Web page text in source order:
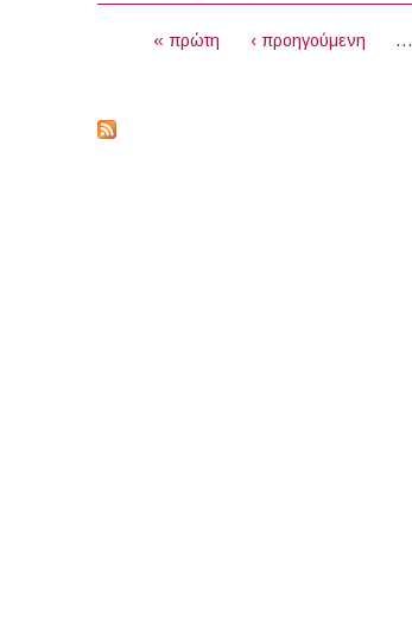
« πρώτη ‹ προηγούμενη …